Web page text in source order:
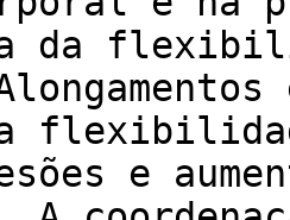
da
a
e